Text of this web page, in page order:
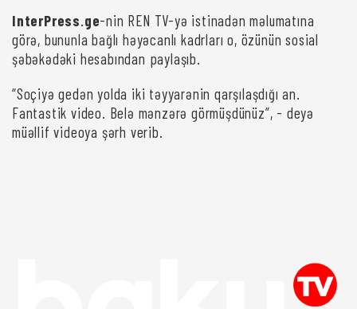
InterPress.ge-nin REN TV-yə istinadən məlumatına
görə, bununla bağlı həyəcanlı kadrları o, özünün sosial
şəbəkədəki hesabından paylaşıb.
“Soçiyə gedən yolda iki təyyarənin qarşılaşdığı an.
Fantastik video. Belə mənzərə görmüşdünüz”, - deyə
müəllif videoya şərh verib.